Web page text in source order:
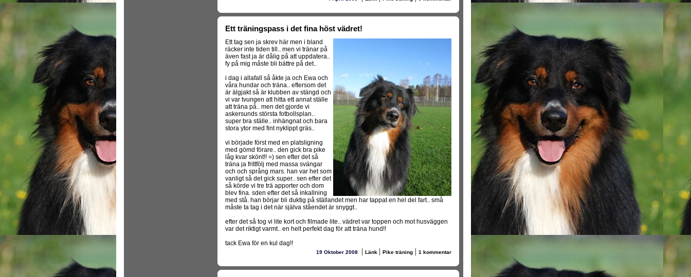
Ett träningspass i det fina höst vädret!
Ett tag sen ja skrev här men i bland
räcker inte tiden till.. men vi tränar på
även fast ja är dålig på att uppdatera..
fy på mig måste bli bättre på det..
i dag i allafall så åkte ja och Ewa och
våra hundar och träna.. eftersom det
är älgjakt så är klubben av stängd och
vi var tvungen att hitta ett annat ställe
att träna på.. men det gjorde vi
askersunds största fotbollsplan..
super bra ställe.. inhängnat och bara
stora ytor med fint nyklippt gräs..
vi började först med en platsligning
med gömd förare.. den gick bra pike
låg kvar skönt!! =) sen efter det så
träna ja frittfölj med massa svängar
och och språng mars. han var het som
vanligt så det gick super.. sen efter det
så körde vi tre trä apporter och dom
blev fina. sden efter det så inkallning
med stå. han börjar bli duktig på ställandet men har tappat en hel del fart.. små
måste ta tag i det när själva ståendet är snyggt..
efter det så tog vi lite kort och filmade lite.. vädret var toppen och mot husväggen
var det riktigt varmt.. en helt perfekt dag för att träna hund!!
tack Ewa för en kul dag!!
19 Oktober 2008 | Länk | Pike träning | 1 kommentar